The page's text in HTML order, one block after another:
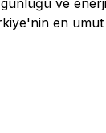
ve
en